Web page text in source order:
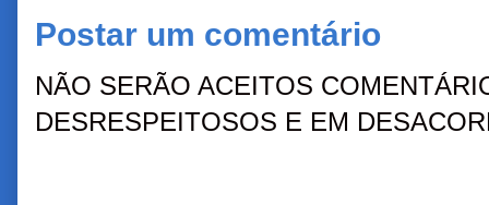
Postar um comentário
NÃO SERÃO ACEITOS
DESRESPEITOSOS E EM